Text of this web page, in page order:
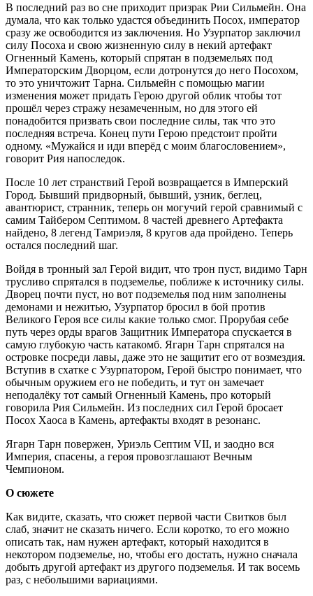
В последний раз во сне приходит призрак Рии Сильмейн. Она
думала, что как только удастся объединить Посох, император
сразу же освободится из заключения. Но Узурпатор заключил
силу Посоха и свою жизненную силу в некий артефакт
Огненный Камень, который спрятан в подземельях под
Императорским Дворцом, если дотронутся до него Посохом,
то это уничтожит Тарна. Сильмейн с помощью магии
изменения может придать Герою другой облик чтобы тот
прошёл через стражу незамеченным, но для этого ей
понадобится призвать свои последние силы, так что это
последняя встреча. Конец пути Герою предстоит пройти
одному. «Мужайся и иди вперёд с моим благословением»,
говорит Рия напоследок.
После 10 лет странствий Герой возвращается в Имперский
Город. Бывший придворный, бывший, узник, беглец,
авантюрист, странник, теперь он могучий герой сравнимый с
самим Тайбером Септимом. 8 частей древнего Артефакта
найдено, 8 легенд Тамриэля, 8 кругов ада пройдено. Теперь
остался последний шаг.
Войдя в тронный зал Герой видит, что трон пуст, видимо Тарн
трусливо спрятался в подземелье, поближе к источнику силы.
Дворец почти пуст, но вот подземелья под ним заполнены
демонами и нежитью, Узурпатор бросил в бой против
Великого Героя все силы какие только смог. Прорубая себе
путь через орды врагов Защитник Императора спускается в
самую глубокую часть катакомб. Ягарн Тарн спрятался на
островке посреди лавы, даже это не защитит его от возмездия.
Вступив в схатке с Узурпатором, Герой быстро понимает, что
обычным оружием его не победить, и тут он замечает
неподалёку тот самый Огненный Камень, про который
говорила Рия Сильмейн. Из последних сил Герой бросает
Посох Хаоса в Камень, артефакты входят в резонанс.
Ягарн Тарн повержен, Уриэль Септим VII, и заодно вся
Империя, спасены, а героя провозглашают Вечным
Чемпионом.
О сюжете
Как видите, сказать, что сюжет первой части Свитков был
слаб, значит не сказать ничего. Если коротко, то его можно
описать так, нам нужен артефакт, который находится в
некотором подземелье, но, чтобы его достать, нужно сначала
добыть другой артефакт из другого подземелья. И так восемь
раз, с небольшими вариациями.